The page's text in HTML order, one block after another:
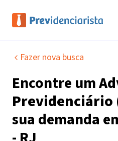
Fazer nova busca
Encontre um
Previdenciário
sua demanda